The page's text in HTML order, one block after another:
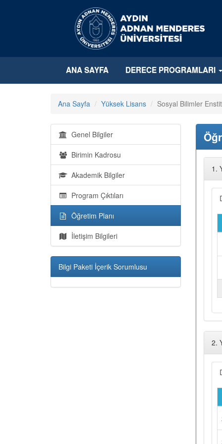
ANA SAYFA DERECE PROGRAMLARI
Ana Sayfa Yüksek Lisans Sosyal Bilimler
Genel Bilgiler
Birimin Kadrosu
Akademik Bilgiler
Program Çıktıları
Öğretim Planı
İletişim Bilgileri
Bilgi Paketi İçerik Sorumlusu
1.
2.